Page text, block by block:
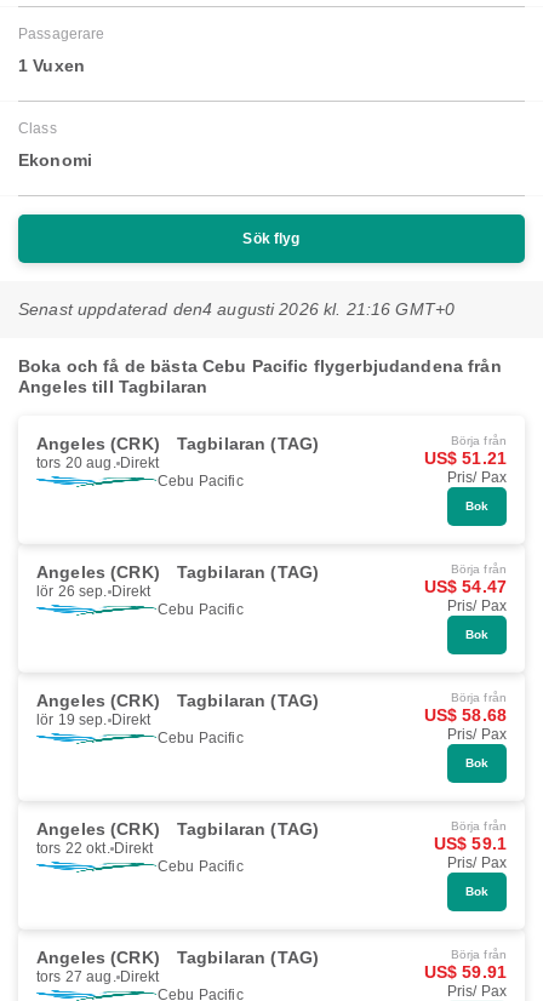
Passagerare
1 Vuxen
Class
Ekonomi
Sök flyg
Senast uppdaterad den4 augusti 2026 kl. 21:16 GMT+0
Boka och få de bästa Cebu Pacific flygerbjudandena från
Angeles till Tagbilaran
Angeles (CRK) Tagbilaran (TAG)
tors 20 aug. Direkt
Cebu Pacific
Börja från
US$ 51.21
Pris/ Pax
Bok
Angeles (CRK) Tagbilaran (TAG)
lör 26 sep. Direkt
Cebu Pacific
Börja från
US$ 54.47
Pris/ Pax
Bok
Angeles (CRK) Tagbilaran (TAG)
lör 19 sep. Direkt
Cebu Pacific
Börja från
US$ 58.68
Pris/ Pax
Bok
Angeles (CRK) Tagbilaran (TAG)
tors 22 okt. Direkt
Cebu Pacific
Börja från
US$ 59.1
Pris/ Pax
Bok
Angeles (CRK) Tagbilaran (TAG)
tors 27 aug. Direkt
Cebu Pacific
Börja från
US$ 59.91
Pris/ Pax